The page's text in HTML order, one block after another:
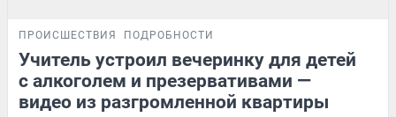
ПРОИСШЕСТВИЯ ПОДРОБНОСТИ
Учитель устроил вечеринку для детей
с алкоголем и презервативами —
видео из разгромленной квартиры